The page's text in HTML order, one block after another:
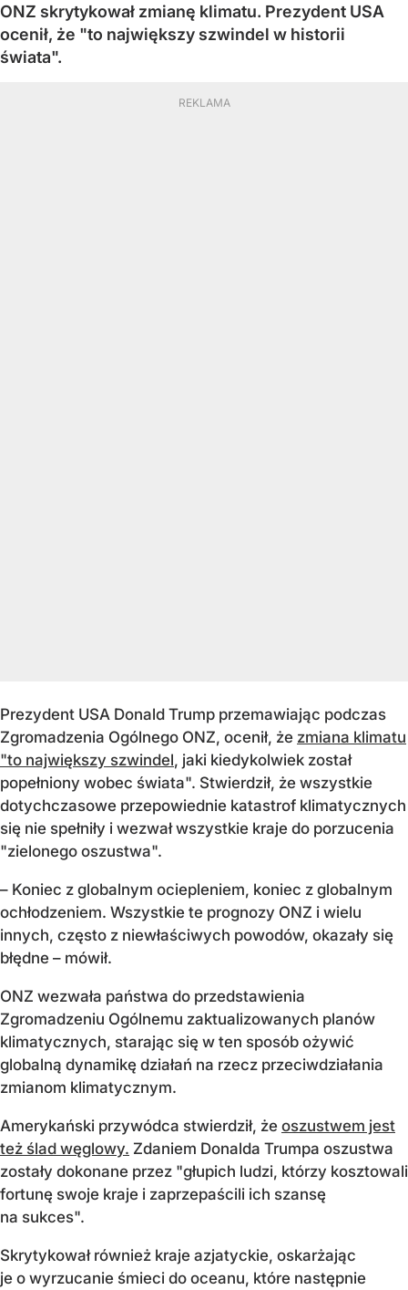
ONZ skrytykował zmianę klimatu. Prezydent USA
ocenił, że "to największy szwindel w historii
świata".
Prezydent USA Donald Trump przemawiając podczas
Zgromadzenia Ogólnego ONZ, ocenił, że zmiana klimatu
"to największy szwindel, jaki kiedykolwiek został
popełniony wobec świata". Stwierdził, że wszystkie
dotychczasowe przepowiednie katastrof klimatycznych
się nie spełniły i wezwał wszystkie kraje do porzucenia
"zielonego oszustwa".
– Koniec z globalnym ociepleniem, koniec z globalnym
ochłodzeniem. Wszystkie te prognozy ONZ i wielu
innych, często z niewłaściwych powodów, okazały się
błędne – mówił.
ONZ wezwała państwa do przedstawienia
Zgromadzeniu Ogólnemu zaktualizowanych planów
klimatycznych, starając się w ten sposób ożywić
globalną dynamikę działań na rzecz przeciwdziałania
zmianom klimatycznym.
Amerykański przywódca stwierdził, że oszustwem jest
też ślad węglowy. Zdaniem Donalda Trumpa oszustwa
zostały dokonane przez "głupich ludzi, którzy kosztowali
fortunę swoje kraje i zaprzepaścili ich szansę
na sukces".
Skrytykował również kraje azjatyckie, oskarżając
je o wyrzucanie śmieci do oceanu, które następnie